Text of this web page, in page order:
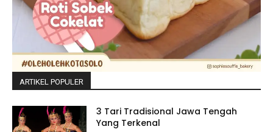
ARTIKEL POPULER
3 Tari Tradisional Jawa Tengah
Yang Terkenal